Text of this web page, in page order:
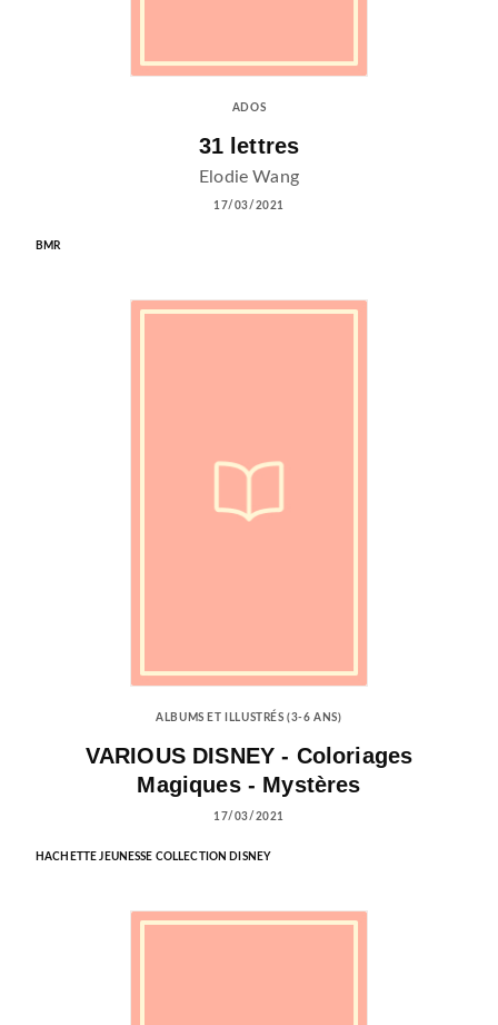
ADOS
31 lettres
Elodie Wang
17/03/2021
BMR
ALBUMS ET ILLUSTRÉS (3-6 ANS)
VARIOUS DISNEY - Coloriages
Magiques - Mystères
17/03/2021
HACHETTE JEUNESSE COLLECTION DISNEY